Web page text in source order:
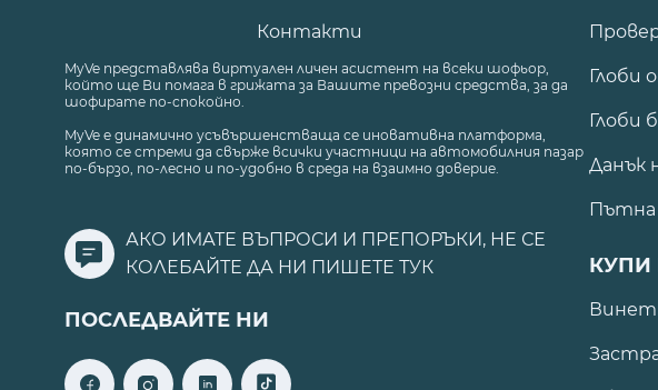
Контакти
MyVe представлява виртуален личен асистент на всеки шофьор,
който ще Ви помага в грижата за Вашите превозни средства, за да
шофирате по-спокойно.
MyVe е динамично усъвършенстваща се иновативна платформа,
която се стреми да свърже всички участници на автомобилния пазар
по-бързо, по-лесно и по-удобно в среда на взаимно доверие.
АКО ИМАТЕ ВЪПРОСИ И ПРЕПОРЪКИ, НЕ СЕ
КОЛЕБАЙТЕ ДА НИ ПИШЕТЕ ТУК
ПОСЛЕДВАЙТЕ НИ
Глоби
Глоби
Данък
Пътна
КУПИ